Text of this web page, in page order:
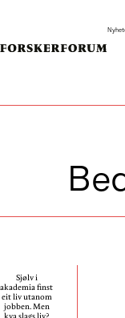
Sjølv i
akademia finst
eit liv utanom
jobben. Men
kva slags liv?